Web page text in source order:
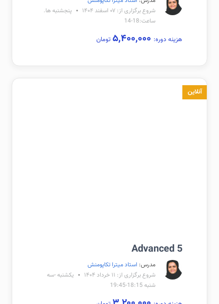
شروع برگزاری از: ۰۷ اسفند ۱۴۰۴
پنجشنبه ها.
ساعت:18-14
هزینه دوره: تومان
آنلاین
Advanced 5
مدرس: استاد میترا تکاپومنش
شروع برگزاری از: ۱۱ خرداد ۱۴۰۴
یکشنبه -سه
شنبه 18:15-19:45